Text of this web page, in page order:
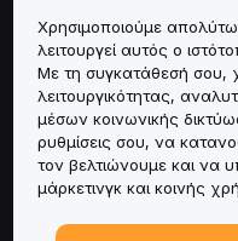
Πληροφορίες για
Υπηρεσίες
Υποστήριξη
Προϊόντα
Χρησιμοποιούμε
λειτουργεί αυτός ο
Με τη συγκατάθεσή σου,
λειτουργικότητας,
μέσων κοινωνικής
ρυθμίσεις σου, να
τον βελτιώνουμε και να
μάρκετινγκ και κοινής